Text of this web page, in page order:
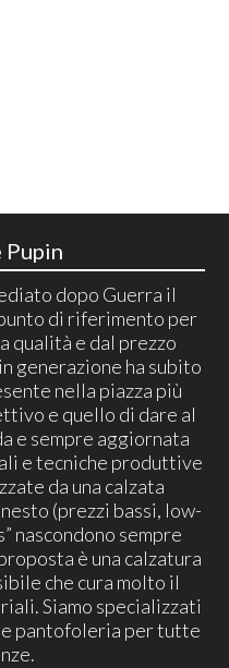
Pupin
dopo Guerra il
di riferimento per
qualità e dal prezzo
generazione ha subito
nella piazza più
e quello di dare al
e sempre aggiornata
e tecniche produttive
da una calzata
(prezzi bassi, low-
nascondono sempre
è una calzatura
che cura molto il
Siamo specializzati
pantofoleria per tutte